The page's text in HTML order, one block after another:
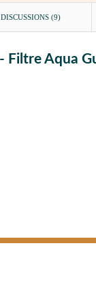
DISCUSSIONS (9)
Aqua